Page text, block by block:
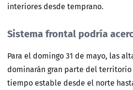
interiores desde temprano.
Sistema frontal podría
Para el domingo 31 de mayo, las
dominarán gran parte del
tiempo estable desde el norte